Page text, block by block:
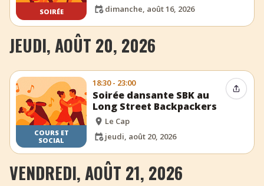
SOIRÉE
dimanche, août 16, 2026
JEUDI, AOÛT 20, 2026
COURS ET
SOCIAL
18:30 - 23:00
Soirée dansante SBK au
Long Street Backpackers
Le Cap
jeudi, août 20, 2026
VENDREDI, AOÛT 21, 2026